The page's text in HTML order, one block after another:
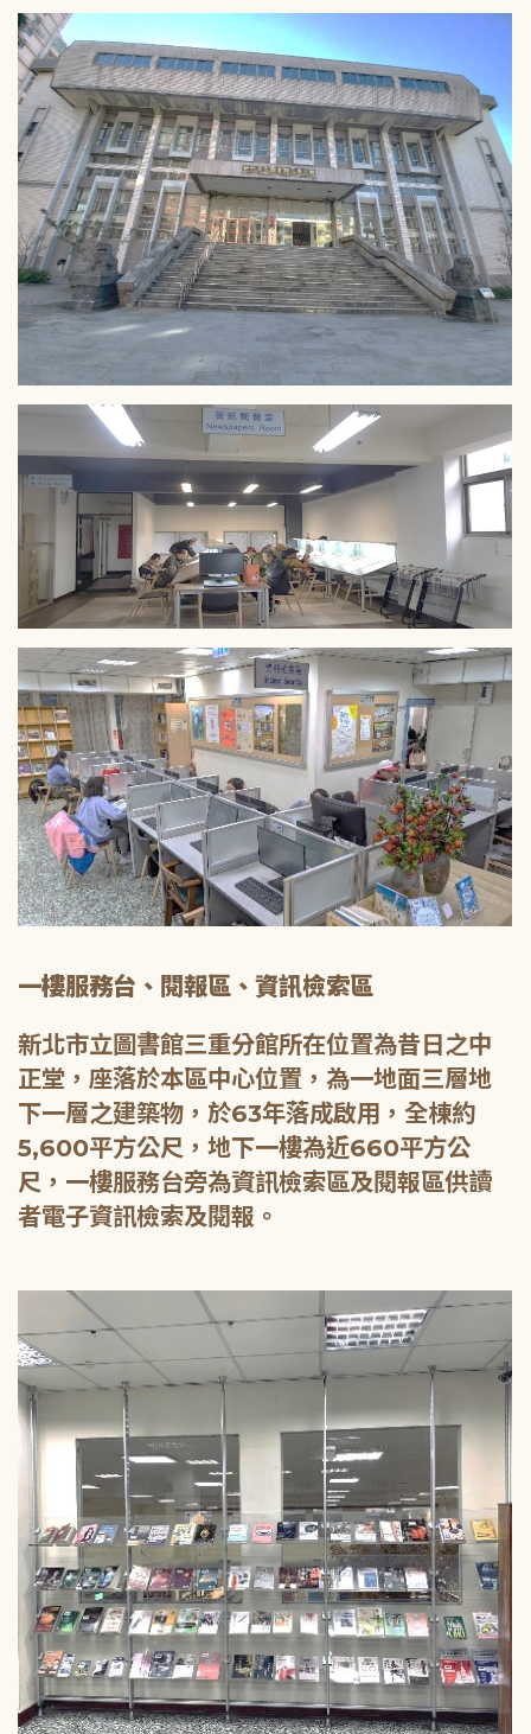
一樓服務台、閱報區、資訊檢索區
新北市立圖書館三重分館所在位置為昔日之中
正堂，座落於本區中心位置，為一地面三層地
下一層之建築物，於63年落成啟用，全棟約
5,600平方公尺，地下一樓為近660平方公
尺，一樓服務台旁為資訊檢索區及閱報區供讀
者電子資訊檢索及閱報。